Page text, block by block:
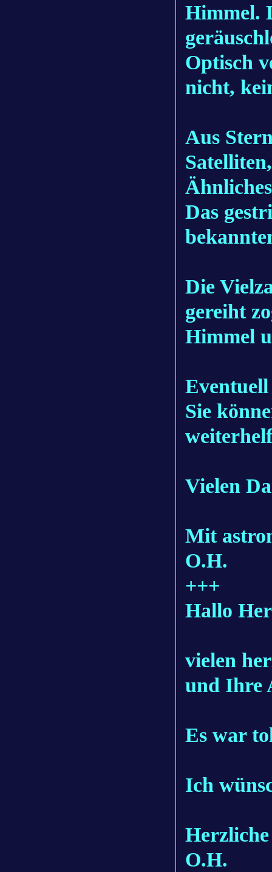
Himmel.
Optisch
nicht,
Aus
Das
Die
gereiht
Himmel
Sie
Vielen
Mit
O.H.
+++
Hallo
vielen
und Ihre
Es war
Ich
O.H.